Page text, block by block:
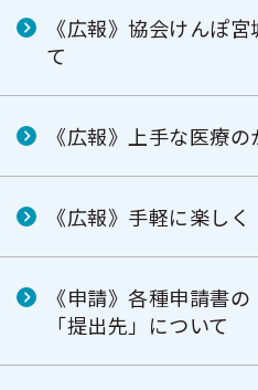
《広報》協会けんぽ
て
《広報》上手な医療
《広報》手軽に楽し
《申請》各種申請書
「提出先」について